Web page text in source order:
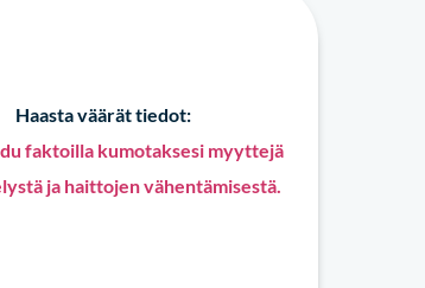
Haasta väärät tiedot:
faktoilla kumotaksesi myyttejä
ja haittojen vähentämisestä.